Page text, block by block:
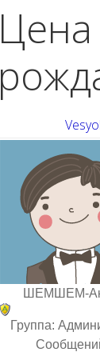
Цена
ШЕМШЕМ-
Группа: